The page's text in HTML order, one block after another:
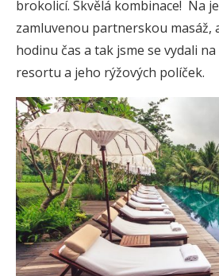
brokolicí. Skvělá kombinace! Na
zamluvenou partnerskou masáž,
hodinu čas a tak jsme se vydali
resortu a jeho rýžových políček.